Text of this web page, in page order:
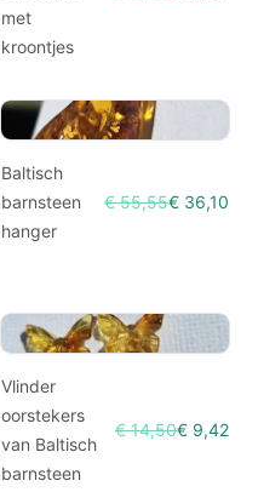
met
kroontjes
Baltisch
barnsteen
hanger
€ 55,55€ 36,10
Vlinder
oorstekers
van Baltisch
barnsteen
€ 14,50€ 9,42